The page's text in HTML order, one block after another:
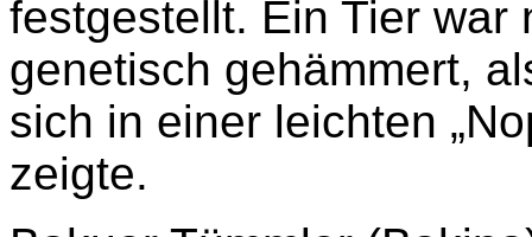
festgestellt. Ein Tier war
genetisch gehämmert,
sich in einer leichten
zeigte.